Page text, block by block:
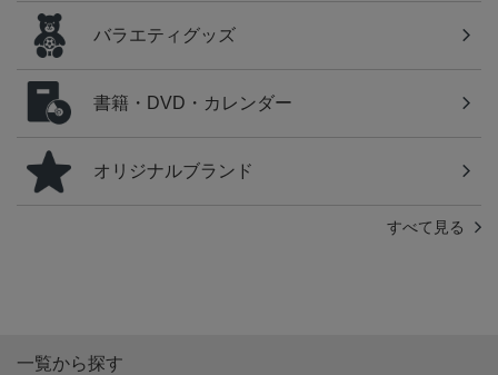
バラエティグッズ
書籍・DVD・カレンダー
オリジナルブランド
すべて見る
一覧から探す